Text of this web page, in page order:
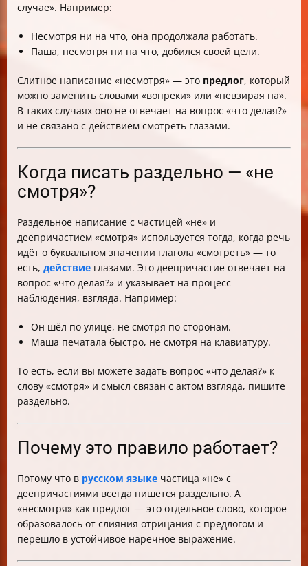
случае». Например:
Несмотря ни на что, она продолжала работать.
Паша, несмотря ни на что, добился своей цели.
Слитное написание «несмотря» — это предлог, который
можно заменить словами «вопреки» или «невзирая на».
В таких случаях оно не отвечает на вопрос «что делая?»
и не связано с действием смотреть глазами.
Когда писать раздельно — «не
смотря»?
Раздельное написание с частицей «не» и
деепричастием «смотря» используется тогда, когда речь
идёт о буквальном значении глагола «смотреть» — то
есть, действие глазами. Это деепричастие отвечает на
вопрос «что делая?» и указывает на процесс
наблюдения, взгляда. Например:
Он шёл по улице, не смотря по сторонам.
Маша печатала быстро, не смотря на клавиатуру.
То есть, если вы можете задать вопрос «что делая?» к
слову «смотря» и смысл связан с актом взгляда, пишите
раздельно.
Почему это правило работает?
Потому что в русском языке частица «не» с
деепричастиями всегда пишется раздельно. А
«несмотря» как предлог — это отдельное слово, которое
образовалось от слияния отрицания с предлогом и
перешло в устойчивое наречное выражение.